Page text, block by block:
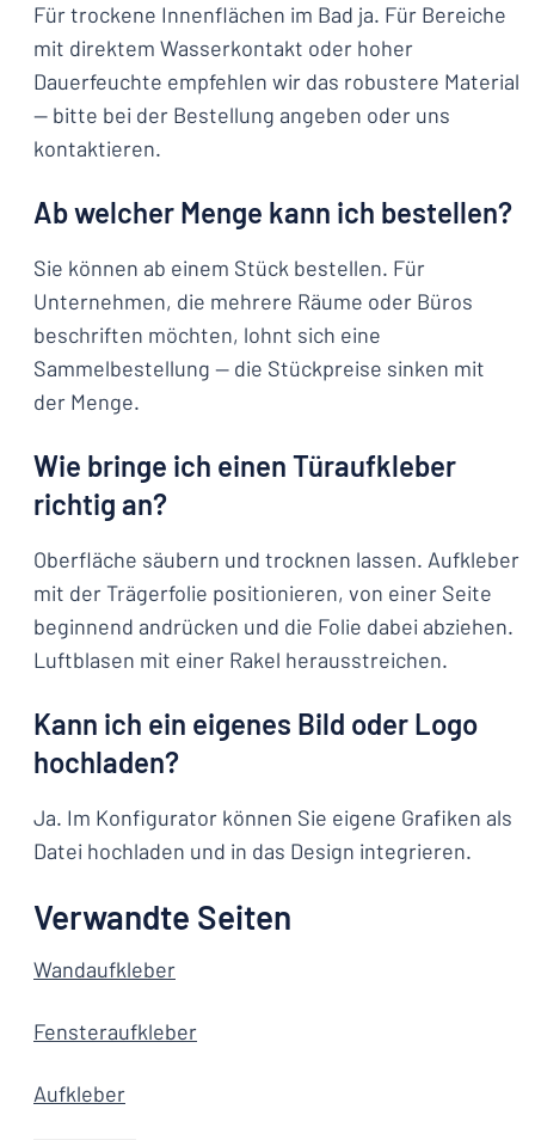
Für trockene Innenflächen im Bad ja. Für Bereiche
mit direktem Wasserkontakt oder hoher
Dauerfeuchte empfehlen wir das robustere Material
— bitte bei der Bestellung angeben oder uns
kontaktieren.
Ab welcher Menge kann ich bestellen?
Sie können ab einem Stück bestellen. Für
Unternehmen, die mehrere Räume oder Büros
beschriften möchten, lohnt sich eine
Sammelbestellung — die Stückpreise sinken mit
der Menge.
Wie bringe ich einen Türaufkleber
richtig an?
Oberfläche säubern und trocknen lassen. Aufkleber
mit der Trägerfolie positionieren, von einer Seite
beginnend andrücken und die Folie dabei abziehen.
Luftblasen mit einer Rakel herausstreichen.
Kann ich ein eigenes Bild oder Logo
hochladen?
Ja. Im Konfigurator können Sie eigene Grafiken als
Datei hochladen und in das Design integrieren.
Verwandte Seiten
Wandaufkleber
Fensteraufkleber
Aufkleber